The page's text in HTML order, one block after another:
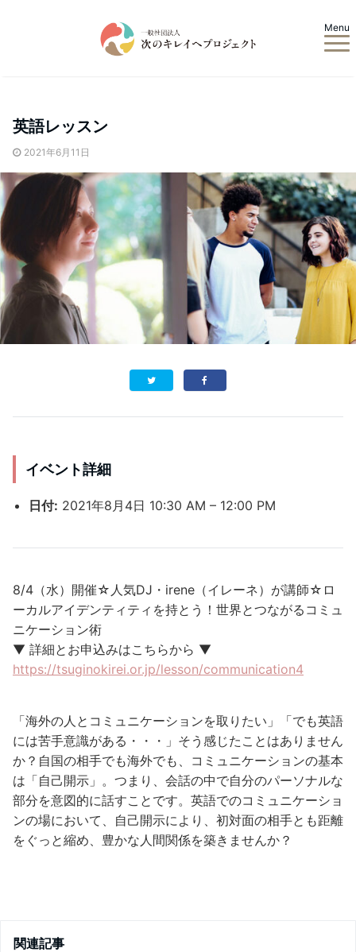
Menu
英語レッスン
2021年6月11日
イベント詳細
日付: 2021年8月4日 10:30 AM – 12:00 PM
8/4（水）開催☆人気DJ・irene（イレーネ）が講師☆ロ
ーカルアイデンティティを持とう！世界とつながるコミュ
ニケーション術
▼ 詳細とお申込みはこちらから ▼
https://tsuginokirei.or.jp/lesson/communication4
「海外の人とコミュニケーションを取りたい」「でも英語
には苦手意識がある・・・」そう感じたことはありません
か？自国の相手でも海外でも、コミュニケーションの基本
は「自己開示」。つまり、会話の中で自分のパーソナルな
部分を意図的に話すことです。英語でのコミュニケーショ
ンの場において、自己開示により、初対面の相手とも距離
をぐっと縮め、豊かな人間関係を築きませんか？
関連記事